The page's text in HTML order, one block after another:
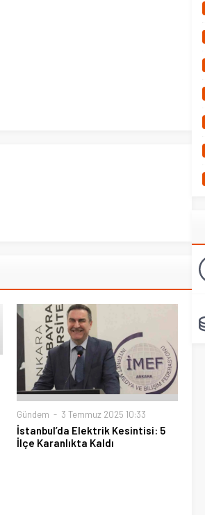
Gündem 3 Temmuz 2025 10:33
İstanbul’da Elektrik Kesintisi: 5
İlçe Karanlıkta Kaldı